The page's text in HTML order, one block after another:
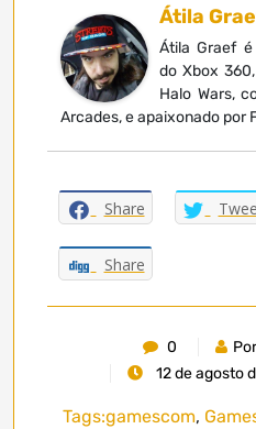
Átila
Átila Graef
do Xbox
Halo Wars,
Arcades, e apaixonado por
Share
Share
0
12 de agosto
Tags:gamescom,